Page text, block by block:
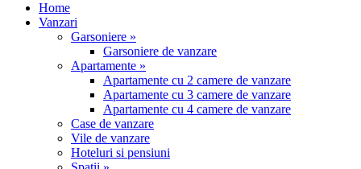
Home
Vanzari
Garsoniere »
Garsoniere de vanzare
Apartamente »
Apartamente cu 2 camere de vanzare
Apartamente cu 3 camere de vanzare
Apartamente cu 4 camere de vanzare
Case de vanzare
Vile de vanzare
Hoteluri si pensiuni